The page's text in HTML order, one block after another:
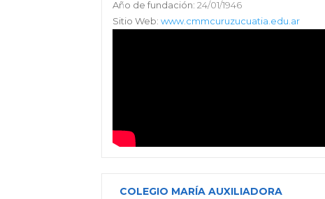
Año de fundación:24/01/1946
Sitio Web:www.cmmcuruzucuatia.edu.ar
COLEGIO MARÍA AUXILIADORA